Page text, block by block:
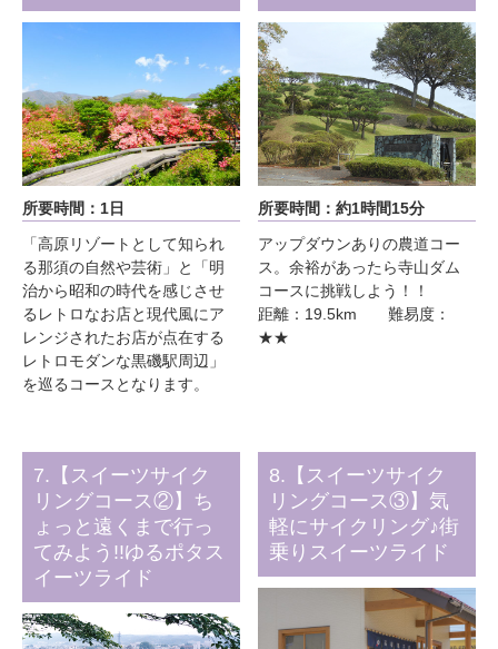
所要時間：1日
「高原リゾートとして知られ
る那須の自然や芸術」と「明
治から昭和の時代を感じさせ
るレトロなお店と現代風にア
レンジされたお店が点在する
レトロモダンな黒磯駅周辺」
を巡るコースとなります。
所要時間：約1時間15分
アップダウンありの農道コー
ス。余裕があったら寺山ダム
コースに挑戦しよう！！
距離：19.5km 難易度：
★★
7.【スイーツサイク
リングコース②】ち
ょっと遠くまで行っ
てみよう!!ゆるポタス
イーツライド
8.【スイーツサイク
リングコース③】気
軽にサイクリング♪街
乗りスイーツライド